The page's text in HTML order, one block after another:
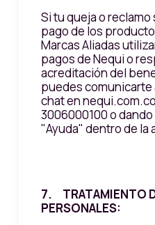
Si tu queja o
pago de los
Marcas Aliadas
pagos de Nequi o
acreditación del
puedes
chat en
3006000100 o
"Ayuda" dentro de la
7. TRATAMIENTO
PERSONALES: